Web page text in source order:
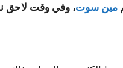
مين سوت، وفي وقت لاحق